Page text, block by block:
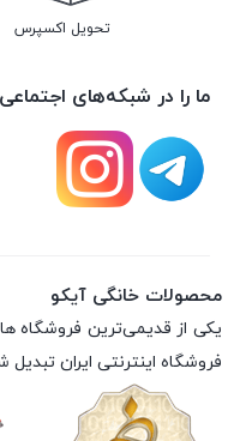
تحویل اکسپرس
ما را در شبکه‌های
محصولات خانگی آیکو
فروشگاه اینترنتی ایران